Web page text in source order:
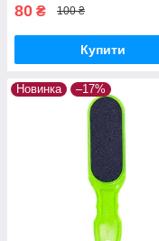
80 ₴ 100 ₴
Купити
Новинка –17%